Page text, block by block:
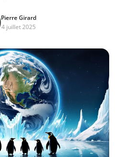
Pierre Girard
4 juillet 2025